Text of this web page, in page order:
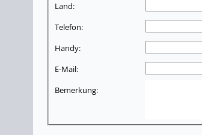
Land:
Telefon:
Handy:
E-Mail:
Bemerkung: